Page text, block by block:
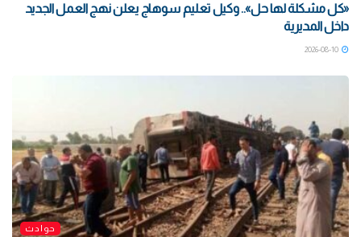
«كل مشكلة لها حل».. وكيل تعليم سوهاج يعلن نهج العمل الجديد
داخل المديرية
حوادث